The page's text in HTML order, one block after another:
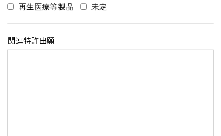
再生医療等製品
未定
関連特許出願